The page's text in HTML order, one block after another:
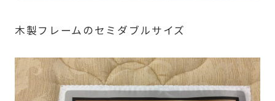
木製フレームのセミダブルサイズ